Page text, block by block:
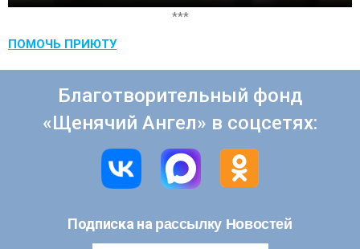
***
ПОМОЧЬ ПРИЮТУ
Благотворительный фонд
«Щенячий Ангел» в соцсетях:
Подписка на рассылку Новостей